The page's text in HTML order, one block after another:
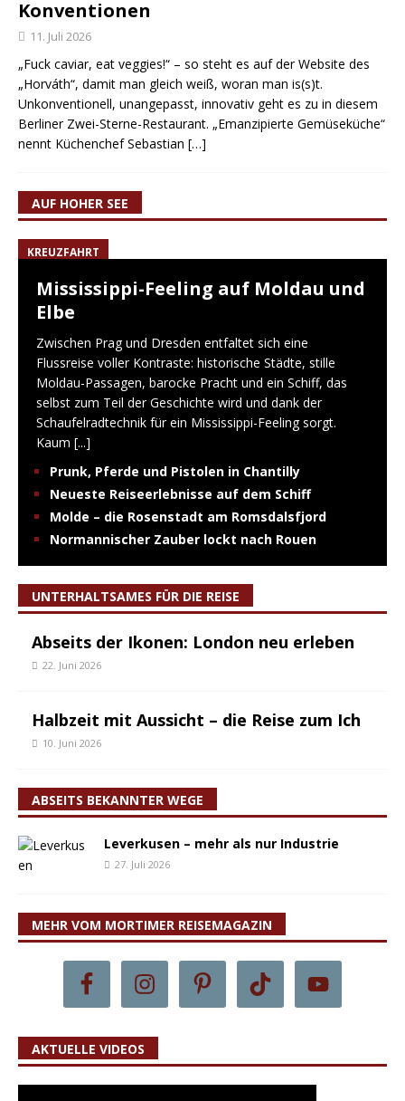
Konventionen
11. Juli 2026
„Fuck caviar, eat veggies!“ – so steht es auf der Website des
„Horváth“, damit man gleich weiß, woran man is(s)t.
Unkonventionell, unangepasst, innovativ geht es zu in diesem
Berliner Zwei-Sterne-Restaurant. „Emanzipierte Gemüseküche“
nennt Küchenchef Sebastian […]
AUF HOHER SEE
KREUZFAHRT
Mississippi-Feeling auf Moldau und
Elbe
Zwischen Prag und Dresden entfaltet sich eine
Flussreise voller Kontraste: historische Städte, stille
Moldau-Passagen, barocke Pracht und ein Schiff, das
selbst zum Teil der Geschichte wird und dank der
Schaufelradtechnik für ein Mississippi-Feeling sorgt.
Kaum [...]
Prunk, Pferde und Pistolen in Chantilly
Neueste Reiseerlebnisse auf dem Schiff
Molde – die Rosenstadt am Romsdalsfjord
Normannischer Zauber lockt nach Rouen
UNTERHALTSAMES FÜR DIE REISE
Abseits der Ikonen: London neu erleben
22. Juni 2026
Halbzeit mit Aussicht – die Reise zum Ich
10. Juni 2026
ABSEITS BEKANNTER WEGE
Leverkusen – mehr als nur Industrie
27. Juli 2026
MEHR VOM MORTIMER REISEMAGAZIN
AKTUELLE VIDEOS